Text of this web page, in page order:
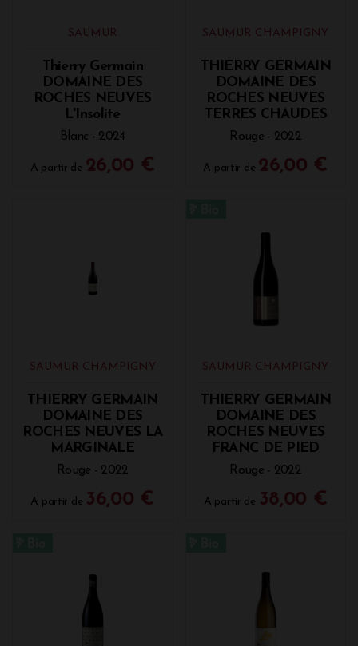
Vinothèque (prix, millésimes 2016, 2019,
2022...)
Découvrez à la Vinothèque de Bordeaux plusieurs
cuvées du domaine des Roches Neuves de Thierry
Germain avec plusieurs millésimes : 2015, 2016, 2017,
2018, 2019, 2021, 2022 et 2023.
SAUMUR
Thierry Germain
DOMAINE DES
ROCHES NEUVES
L'Insolite
Blanc - 2024
A partir de 26,00 €
SAUMUR CHAMPIGNY
THIERRY GERMAIN
DOMAINE DES
ROCHES NEUVES
TERRES CHAUDES
Rouge - 2022
A partir de 26,00 €
SAUMUR CHAMPIGNY
THIERRY GERMAIN
DOMAINE DES
ROCHES NEUVES LA
MARGINALE
Rouge - 2022
A partir de 36,00 €
SAUMUR CHAMPIGNY
THIERRY GERMAIN
DOMAINE DES
ROCHES NEUVES
FRANC DE PIED
Rouge - 2022
A partir de 38,00 €